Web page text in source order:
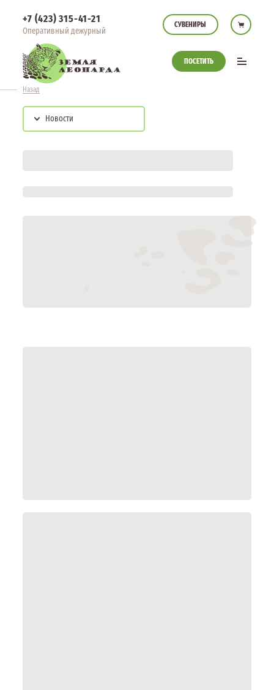
+7 (423) 315-41-21
Оперативный дежурный
СУВЕНИРЫ
ПОСЕТИТЬ
Назад
Новости